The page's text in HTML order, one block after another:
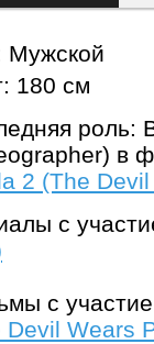
Мужской
180 см
роль:
в
2 (The
с
с
Devil Wears